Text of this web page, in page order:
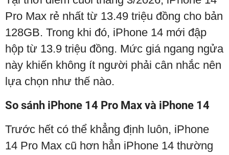
Pro Max rẻ nhất từ 13.49 triệu đồng cho bản
128GB. Trong khi đó, iPhone 14 mới đập
hộp từ 13.9 triệu đồng. Mức giá ngang ngửa
này khiến không ít người phải cân nhắc nên
lựa chọn như thế nào.
So sánh iPhone 14 Pro Max và iPhone 14
Trước hết có thể khẳng định luôn, iPhone
14 Pro Max cũ hơn hẳn iPhone 14 thường